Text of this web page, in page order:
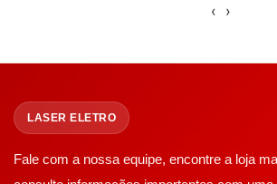
‹ ›
LASER ELETRO
Fale com a nossa equipe, encontre a loja